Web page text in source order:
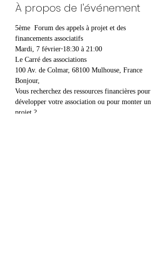
À propos de l'événement
5ème  Forum des appels à projet et des
financements associatifs
Mardi, 7 février⋅18:30 à 21:00
Le Carré des associations
100 Av. de Colmar, 68100 Mulhouse, France
Bonjour,
Vous recherchez des ressources financières pour
développer votre association ou pour monter un
projet ?